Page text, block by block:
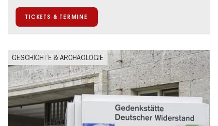
TICKETS & TERMINE
GESCHICHTE & ARCHÄOLOGIE